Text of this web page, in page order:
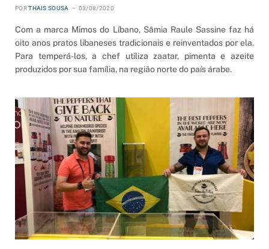
POR THAIS SOUSA 03/08/2020
Com a marca Mimos do Líbano, Sâmia Raule Sassine faz há
oito anos pratos libaneses tradicionais e reinventados por ela.
Para temperá-los, a chef utiliza zaatar, pimenta e azeite
produzidos por sua família, na região norte do país árabe.